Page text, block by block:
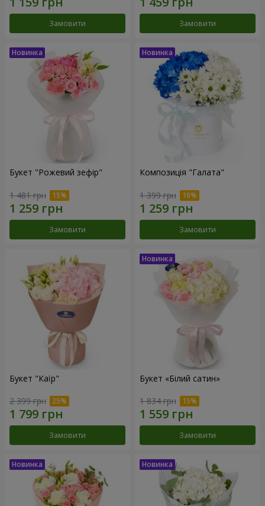
Замовити Замовити
Букет "Рожевий зефір"
1 481 грн
Замовити
Композиція "Галата"
1 399 грн
Замовити
Букет "Каїр"
2 399 грн
Замовити
Букет «Білий сатин»
1 834 грн
Замовити